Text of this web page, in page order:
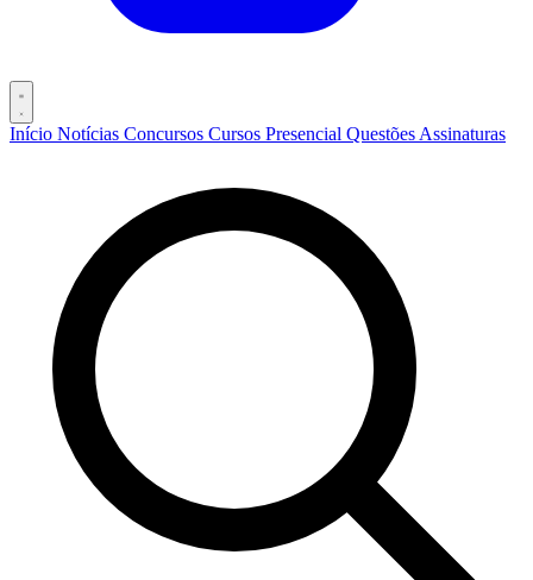
Início Notícias Concursos Cursos Presencial Questões Assinaturas